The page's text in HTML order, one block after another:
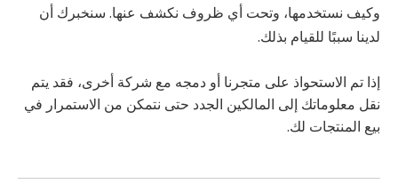
وكيف نستخدمها، وتحت أي ظروف نكشف عنها. سنخبرك أن
لدينا سببًا للقيام بذلك.
إذا تم الاستحواذ على متجرنا أو دمجه مع شركة أخرى، فقد يتم
نقل معلوماتك إلى المالكين الجدد حتى نتمكن من الاستمرار في
بيع المنتجات لك.